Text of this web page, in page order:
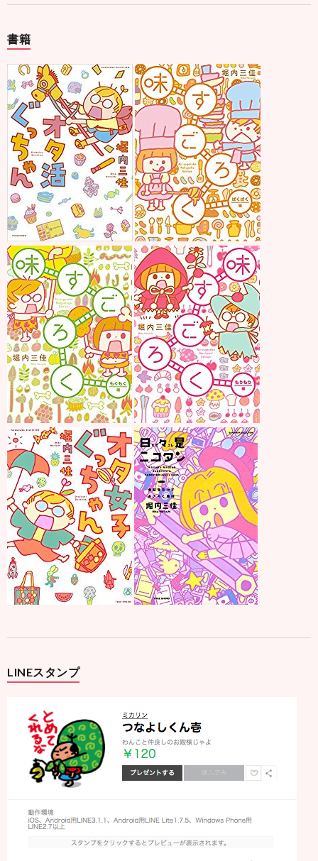
書籍
LINEスタンプ